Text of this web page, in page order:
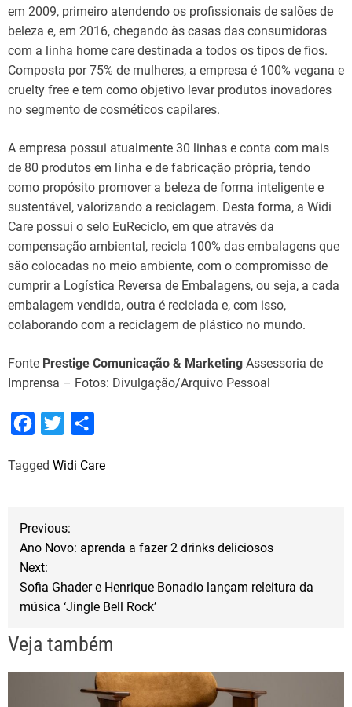
em 2009, primeiro atendendo os profissionais de salões de
beleza e, em 2016, chegando às casas das consumidoras
com a linha home care destinada a todos os tipos de fios.
Composta por 75% de mulheres, a empresa é 100% vegana e
cruelty free e tem como objetivo levar produtos inovadores
no segmento de cosméticos capilares.
A empresa possui atualmente 30 linhas e conta com mais
de 80 produtos em linha e de fabricação própria, tendo
como propósito promover a beleza de forma inteligente e
sustentável, valorizando a reciclagem. Desta forma, a Widi
Care possui o selo EuReciclo, em que através da
compensação ambiental, recicla 100% das embalagens que
são colocadas no meio ambiente, com o compromisso de
cumprir a Logística Reversa de Embalagens, ou seja, a cada
embalagem vendida, outra é reciclada e, com isso,
colaborando com a reciclagem de plástico no mundo.
Fonte Prestige Comunicação & Marketing Assessoria de
Imprensa – Fotos: Divulgação/Arquivo Pessoal
c
o
k
i
a
Tagged Widi Care
N
e
g
Previous:
Ano Novo: aprenda a fazer 2 drinks deliciosos
Next:
Sofia Ghader e Henrique Bonadio lançam releitura da
música ‘Jingle Bell Rock’
Veja também